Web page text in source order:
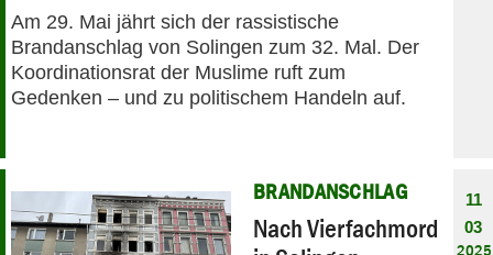
Am 29. Mai jährt sich der rassistische
Brandanschlag von Solingen zum 32. Mal. Der
Koordinationsrat der Muslime ruft zum
Gedenken – und zu politischem Handeln auf.
BRANDANSCHLAG
Nach Vierfachmord
11
03
2025